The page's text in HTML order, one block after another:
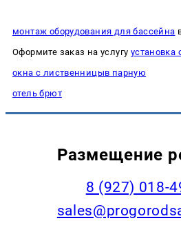
монтаж оборудования для бассейна
Оформите заказ на услугу установка
окна с лиственницыв парную
отель брют
Размещение
8 (927) 018-